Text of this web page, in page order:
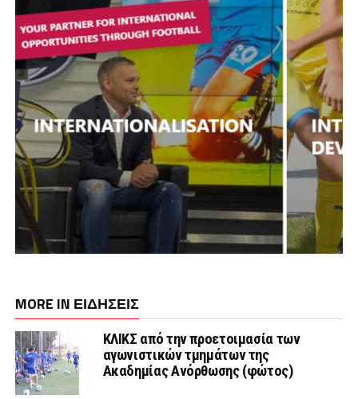
MORE IN ΕΙΔΗΣΕΙΣ
ΚΛΙΚΣ από την προετοιμασία των
αγωνιστικών τμημάτων της
Ακαδημίας Ανόρθωσης (φώτος)